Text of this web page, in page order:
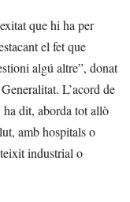
que hi ha per
el fet que
algú altre”, donat
L’acord de
ha dit, aborda tot allò
amb hospitals o
industrial o